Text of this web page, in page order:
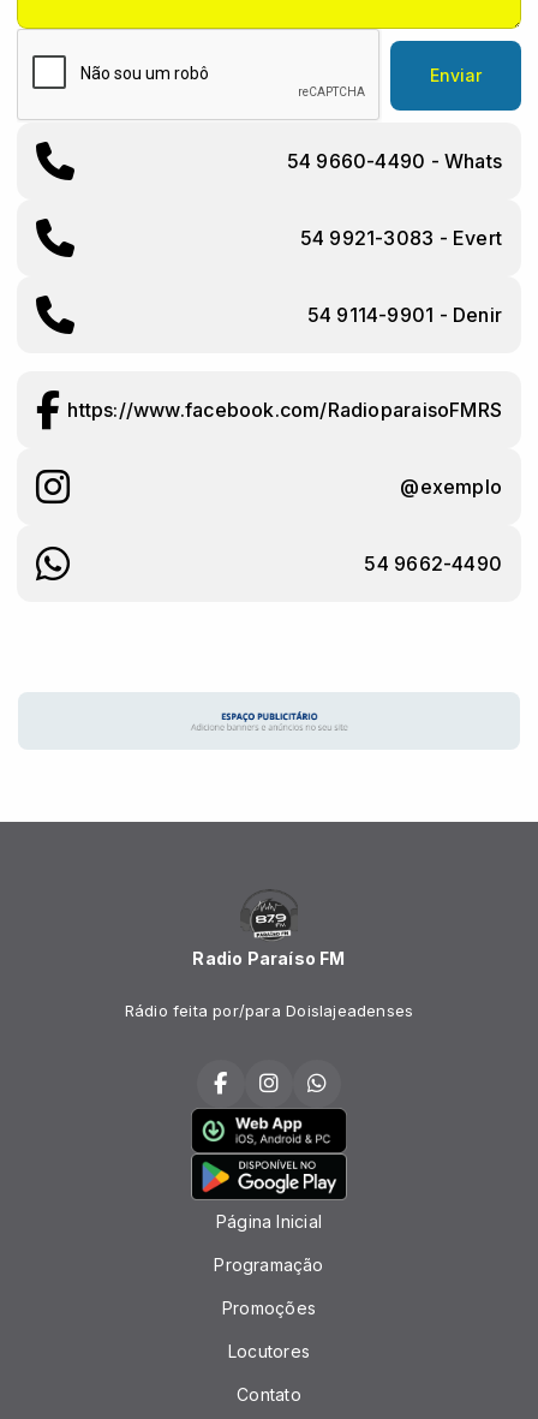
Enviar
54 9660-4490 - Whats
54 9921-3083 - Evert
54 9114-9901 - Denir
https://www.facebook.com/RadioparaisoFMRS
@exemplo
54 9662-4490
Radio Paraíso FM
Rádio feita por/para Doislajeadenses
Página Inicial
Programação
Promoções
Locutores
Contato